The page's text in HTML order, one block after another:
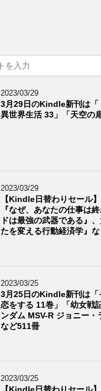
2023/03/29
3月29日のKindle新刊は「
異世界生活 33」「天空
2023/03/29
【Kindle日替わりセール
『なぜ、あなたの仕事は
ドは最強の武器である』
たを変える行動経済学』
2023/03/25
3月25日のKindle新刊は「
恋をする 11巻」「幼女戦
ンダム MSV-R ジョニー・
など511冊
2023/03/25
【Kindle日替わりセール】